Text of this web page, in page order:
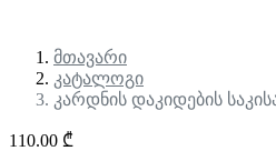
მთავარი
კატალოგი
კარდნის დაკიდების
110.00 ₾